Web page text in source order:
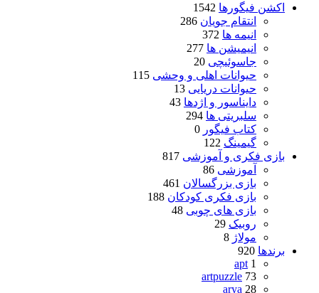
اکشن فیگورها 1542
انتقام جویان 286
انیمه ها 372
انیمیشن ها 277
جاسوئیچی 20
حیوانات اهلی و وحشی 115
حیوانات دریایی 13
دایناسور و اژدها 43
سلبریتی ها 294
کتاب فیگور 0
گیمینگ 122
بازی فکری و آموزشی 817
آموزشی 86
بازی بزرگسالان 461
بازی فکری کودکان 188
بازی های چوبی 48
روبیک 29
مولاژ 8
برندها 920
apt 1
artpuzzle 73
arya 28